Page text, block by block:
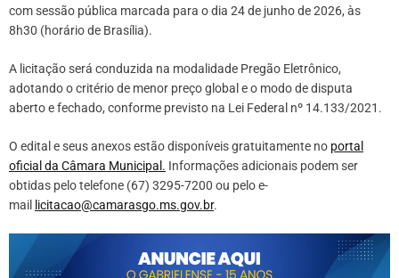
com sessão pública marcada para o dia 24 de junho de 2026, às
8h30 (horário de Brasília).
A licitação será conduzida na modalidade Pregão Eletrônico,
adotando o critério de menor preço global e o modo de disputa
aberto e fechado, conforme previsto na Lei Federal nº 14.133/2021.
O edital e seus anexos estão disponíveis gratuitamente no portal
oficial da Câmara Municipal. Informações adicionais podem ser
obtidas pelo telefone (67) 3295-7200 ou pelo e-
mail
licitacao@camarasgo.ms.gov.br.